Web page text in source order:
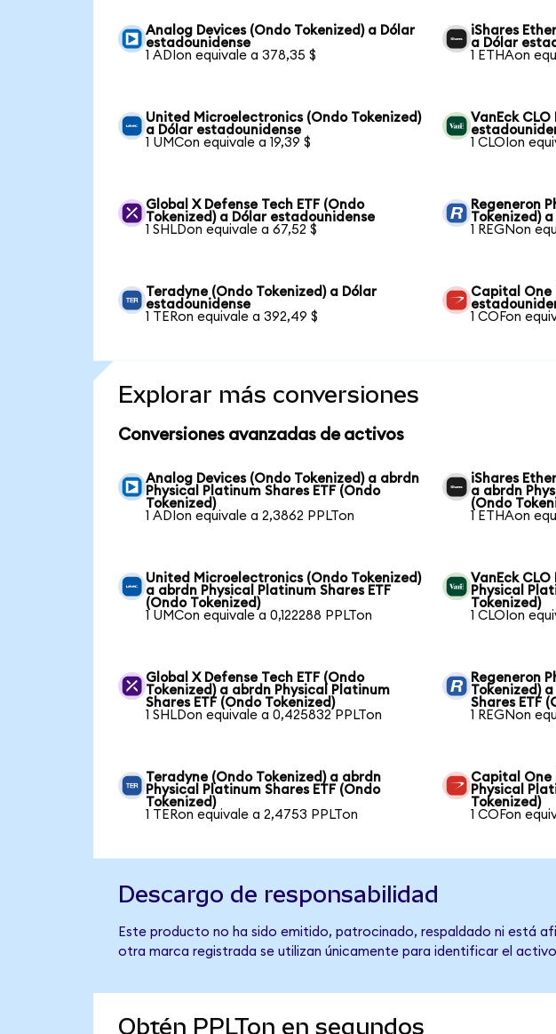
Analog Devices (Ondo Tokenized) a Dólar
estadounidense
1 ADIon equivale a 378,35 $
iShares
a Dólar
1 ETHAon
United Microelectronics (Ondo Tokenized)
a Dólar estadounidense
1 UMCon equivale a 19,39 $
VanEck CLO
1 CLOIon
Global X Defense Tech ETF (Ondo
Tokenized) a Dólar estadounidense
1 SHLDon equivale a 67,52 $
Regeneron
Tokenized)
1 REGNon
Teradyne (Ondo Tokenized) a Dólar
estadounidense
1 TERon equivale a 392,49 $
Capital One
1 COFon
Explorar más conversiones
Conversiones avanzadas de activos
Analog Devices (Ondo Tokenized) a abrdn
Physical Platinum Shares ETF (Ondo
Tokenized)
1 ADIon equivale a 2,3862 PPLTon
iShares
a abrdn
(Ondo
1 ETHAon
United Microelectronics (Ondo Tokenized)
a abrdn Physical Platinum Shares ETF
(Ondo Tokenized)
1 UMCon equivale a 0,122288 PPLTon
VanEck CLO
Physical
Tokenized)
1 CLOIon
Global X Defense Tech ETF (Ondo
Tokenized) a abrdn Physical Platinum
Shares ETF (Ondo Tokenized)
1 SHLDon equivale a 0,425832 PPLTon
Regeneron
Tokenized)
Shares ETF
1 REGNon
Teradyne (Ondo Tokenized) a abrdn
Physical Platinum Shares ETF (Ondo
Tokenized)
1 TERon equivale a 2,4753 PPLTon
Capital One
Physical
Tokenized)
1 COFon
Descargo de responsabilidad
Este producto no ha sido emitido, patrocinado, respaldado ni está
otra marca registrada se utilizan únicamente para identificar el
Obtén PPLTon en segundos